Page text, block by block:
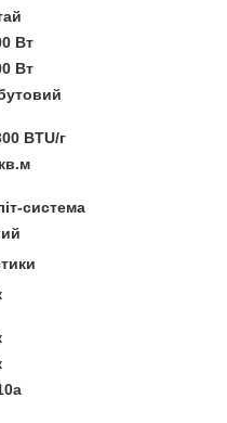
Вт
Вт
BTU/г
система